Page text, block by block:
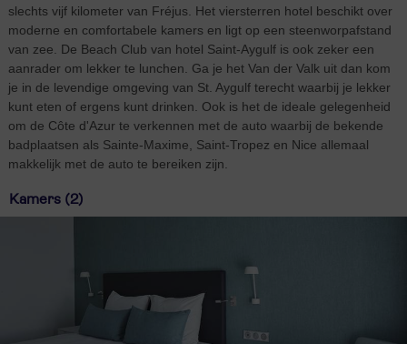
slechts vijf kilometer van Fréjus. Het viersterren hotel beschikt over
moderne en comfortabele kamers en ligt op een steenworpafstand
van zee. De Beach Club van hotel Saint-Aygulf is ook zeker een
aanrader om lekker te lunchen. Ga je het Van der Valk uit dan kom
je in de levendige omgeving van St. Aygulf terecht waarbij je lekker
kunt eten of ergens kunt drinken. Ook is het de ideale gelegenheid
om de Côte d'Azur te verkennen met de auto waarbij de bekende
badplaatsen als Sainte-Maxime, Saint-Tropez en Nice allemaal
makkelijk met de auto te bereiken zijn.
Kamers (2)